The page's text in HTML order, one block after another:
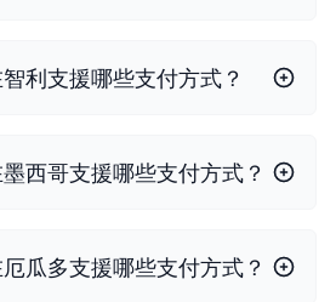
利支援哪些支付方式？
西哥支援哪些支付方式？
瓜多支援哪些支付方式？